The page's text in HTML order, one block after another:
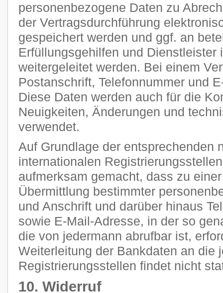
personenbezogene Daten zu
der Vertragsdurchführung
gespeichert werden und ggf. an
Erfüllungsgehilfen und Dienstleister
weitergeleitet werden. Bei einem
Postanschrift, Telefonnummer und
Diese Daten werden auch für die
Neuigkeiten, Änderungen und
verwendet.
Auf Grundlage der entsprechenden
internationalen
aufmerksam gemacht, dass zu
Übermittlung bestimmter
und Anschrift und darüber hinaus
sowie E-Mail-Adresse, in der so
die von jedermann abrufbar ist,
Weiterleitung der Bankdaten an die
Registrierungsstellen findet nicht
10. Widerruf